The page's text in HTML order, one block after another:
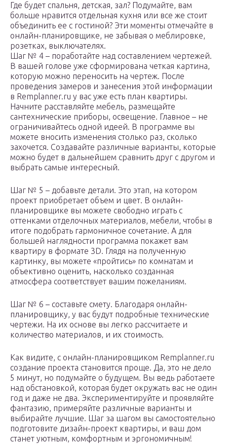
Где будет спальня, детская, зал? Подумайте, вам
больше нравится отдельная кухня или все же стоит
объединить ее с гостиной? Эти моменты отмечайте в
онлайн-планировщике, не забывая о меблировке,
розетках, выключателях.
Шаг № 4 – поработайте над составлением чертежей.
В вашей голове уже сформирована четкая картина,
которую можно переносить на чертеж. После
проведения замеров и занесения этой информации
в Remplanner.ru у вас уже есть план квартиры.
Начните расставляйте мебель, размещайте
сантехнические приборы, освещение. Главное – не
ограничивайтесь одной идеей. В программе вы
можете вносить изменения столько раз, сколько
захочется. Создавайте различные варианты, которые
можно будет в дальнейшем сравнить друг с другом и
выбрать самые интересный.
Шаг № 5 – добавьте детали. Это этап, на котором
проект приобретает объем и цвет. В онлайн-
планировщике вы можете свободно играть с
оттенками отделочных материалов, мебели, чтобы в
итоге подобрать гармоничное сочетание. А для
большей наглядности программа покажет вам
квартиру в формате 3D. Глядя на полученную
картинку, вы можете «пройтись» по комнатам и
объективно оценить, насколько созданная
атмосфера соответствует вашим пожеланиям.
Шаг № 6 – составьте смету. Благодаря онлайн-
планировщику, у вас будут подробные технические
чертежи. На их основе вы легко рассчитаете и
количество материалов, и их стоимость.
Как видите, с онлайн-планировщиком Remplanner.ru
создание проекта становится проще. Да, это не дело
5 минут, но подумайте о будущем. Вы ведь работаете
над обстановкой, которая будет окружать вас не один
год и даже не два. Экспериментируйте и проявляйте
фантазию, примеряйте различные варианты и
выбирайте лучшие. Шаг за шагом вы самостоятельно
подготовите дизайн-проект квартиры, и ваш дом
станет уютным, комфортным и эргономичным!